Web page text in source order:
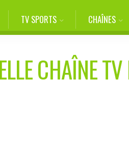
TV SPORTS CHAÎNES
CHAÎNE TV